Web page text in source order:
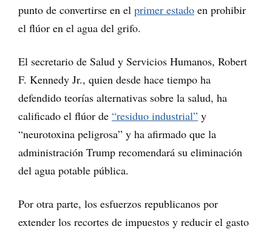
punto de convertirse en el primer estado en prohibir
el flúor en el agua del grifo.
El secretario de Salud y Servicios Humanos, Robert
F. Kennedy Jr., quien desde hace tiempo ha
defendido teorías alternativas sobre la salud, ha
calificado el flúor de “residuo industrial” y
“neurotoxina peligrosa” y ha afirmado que la
administración Trump recomendará su eliminación
del agua potable pública.
Por otra parte, los esfuerzos republicanos por
extender los recortes de impuestos y reducir el gasto